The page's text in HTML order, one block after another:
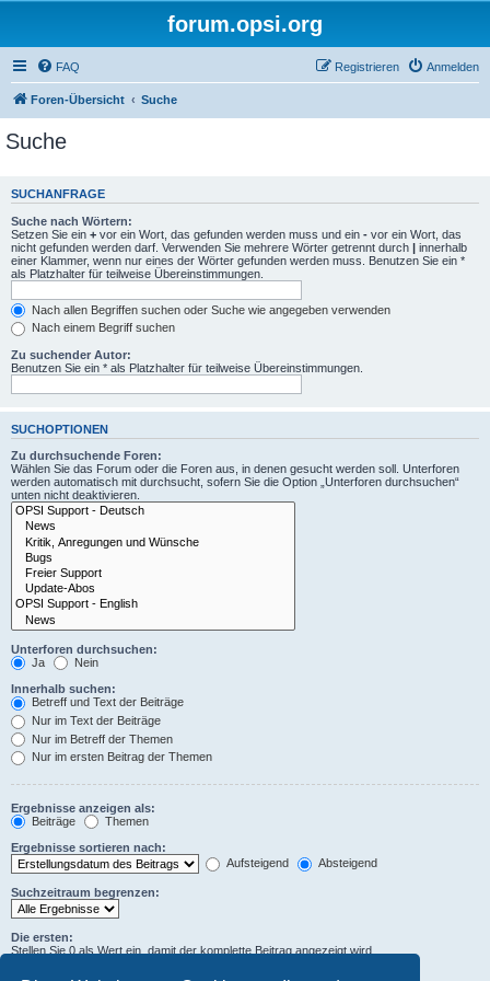
forum.opsi.org
FAQ Anmelden
Registrieren
Foren-Übersicht Suche
Suche
SUCHANFRAGE
Suche nach Wörtern:
Setzen Sie ein + vor ein Wort, das gefunden werden muss und ein - vor ein Wort, das
nicht gefunden werden darf. Verwenden Sie mehrere Wörter getrennt durch | innerhalb
einer Klammer, wenn nur eines der Wörter gefunden werden muss. Benutzen Sie ein *
als Platzhalter für teilweise Übereinstimmungen.
Nach allen Begriffen suchen oder Suche wie angegeben verwenden
Nach einem Begriff suchen
Zu suchender Autor:
Benutzen Sie ein * als Platzhalter für teilweise Übereinstimmungen.
SUCHOPTIONEN
Zu durchsuchende Foren:
Wählen Sie das Forum oder die Foren aus, in denen gesucht werden soll. Unterforen
werden automatisch mit durchsucht, sofern Sie die Option „Unterforen durchsuchen“
unten nicht deaktivieren.
Unterforen durchsuchen:
Ja
Nein
Innerhalb suchen:
Betreff und Text der Beiträge
Nur im Text der Beiträge
Nur im Betreff der Themen
Nur im ersten Beitrag der Themen
Ergebnisse anzeigen als:
Beiträge
Themen
Ergebnisse sortieren nach:
Aufsteigend
Absteigend
Suchzeitraum begrenzen:
Die ersten:
Stellen Sie 0 als Wert ein, damit der komplette Beitrag angezeigt wird.